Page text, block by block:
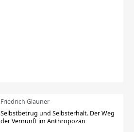
Friedrich Glauner
Selbstbetrug und Selbsterhalt. Der Weg
der Vernunft im Anthropozän